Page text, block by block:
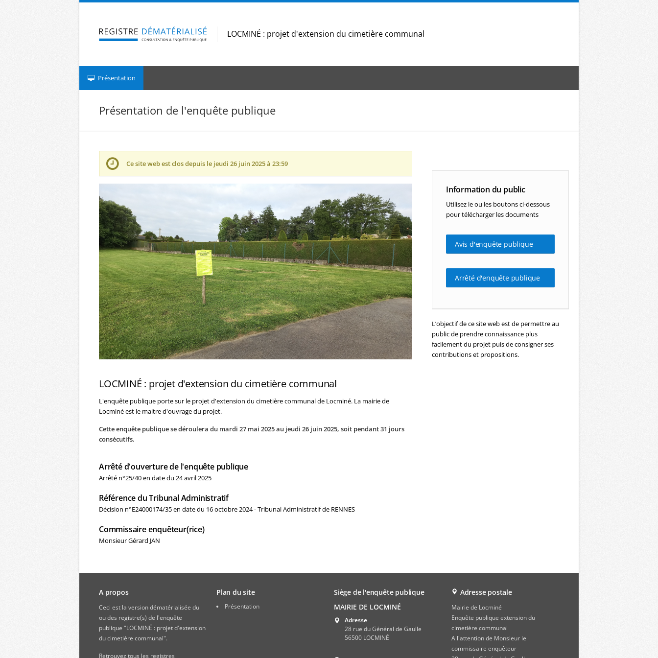
Aller au contenu
LOCMINÉ : projet d'extension du cimetière communal
Présentation
Présentation de l'enquête publique
Ce site web est clos depuis le jeudi 26 juin 2025 à 23:59
LOCMINÉ : projet d'extension du cimetière communal
L'enquête publique porte sur le projet d'extension du cimetière communal de Locminé. La mairie de
Locminé est le maitre d'ouvrage du projet.
Cette enquête publique se déroulera du mardi 27 mai 2025 au jeudi 26 juin 2025, soit pendant 31 jours
consécutifs.
Arrêté d'ouverture de l'enquête publique
Arrêté n°25/40 en date du 24 avril 2025
Référence du Tribunal Administratif
Décision n°E24000174/35 en date du 16 octobre 2024 - Tribunal Administratif de RENNES
Commissaire enquêteur(rice)
Monsieur Gérard JAN
Information du public
Utilisez le ou les boutons ci-dessous
pour télécharger les documents
Avis d'enquête publique
Arrêté d'enquête publique
L’objectif de ce site web est de permettre au
public de prendre connaissance plus
facilement du projet puis de consigner ses
contributions et propositions.
A propos
Ceci est la version dématérialisée du
ou des registre(s) de l'enquête
publique "LOCMINÉ : projet d'extension
du cimetière communal".
Retrouvez tous les registres
Plan du site
Présentation
Siège de l'enquête publique
MAIRIE DE LOCMINÉ
Adresse
28 rue du Général de Gaulle
56500 LOCMINÉ
Adresse postale
Mairie de Locminé
Enquête publique extension du
cimetière communal
A l'attention de Monsieur le
commissaire enquêteur